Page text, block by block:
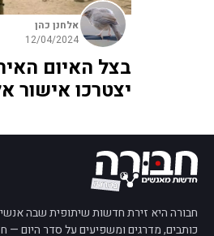
אלחנן כהן
12/04/2024
בצל האיום
יצטרכו אישור
חבורה היא זירת חדשות שיתופית שבה
כותבים, מדרגים ומשפיעים על סדר היום —